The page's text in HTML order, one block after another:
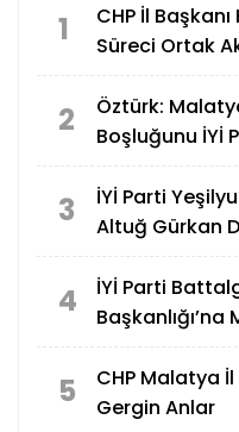
1
CHP İl Başkanı
Süreci Ortak
2
Öztürk:
Boşluğunu İYİ
3
İYİ Parti
Altuğ Gürkan
4
İYİ Parti
5
CHP Malatya İl
Gergin Anlar